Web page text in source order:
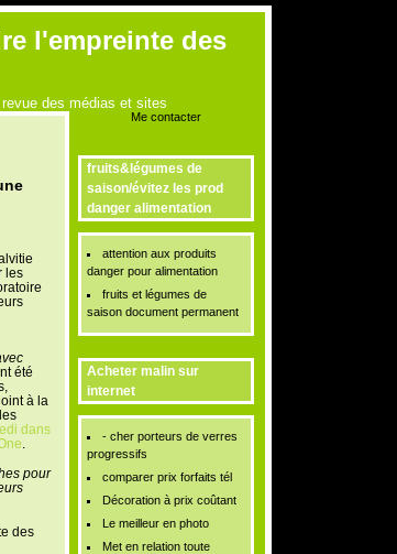
l'empreinte des
des médias et sites
Me contacter
fruits&légumes de
saison/évitez les prod
danger alimentation
attention aux produits
danger pour alimentation
fruits et légumes de
saison document permanent
Acheter malin sur
internet
- cher porteurs de verres
progressifs
comparer prix forfaits tél
Décoration à prix coûtant
Le meilleur en photo
Met en relation toute
les
été
à la
dans
pour
des